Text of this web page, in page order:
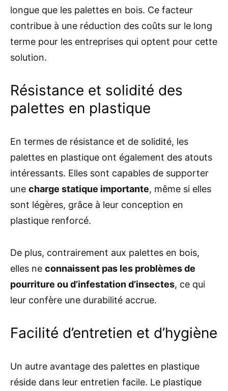
longue que les palettes en bois. Ce facteur
contribue à une réduction des coûts sur le long
terme pour les entreprises qui optent pour cette
solution.
Résistance et solidité des
palettes en plastique
En termes de résistance et de solidité, les
palettes en plastique ont également des atouts
intéressants. Elles sont capables de supporter
une charge statique importante, même si elles
sont légères, grâce à leur conception en
plastique renforcé.
De plus, contrairement aux palettes en bois,
elles ne connaissent pas les problèmes de
pourriture ou d’infestation d’insectes, ce qui
leur confère une durabilité accrue.
Facilité d’entretien et d’hygiène
Un autre avantage des palettes en plastique
réside dans leur entretien facile. Le plastique